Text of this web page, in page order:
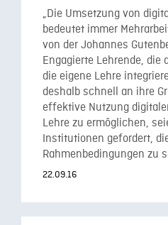
„Die Umsetzung von
bedeutet immer
von der Johannes
Engagierte Lehrende, die
die eigene Lehre
deshalb schnell an ihre
effektive Nutzung
Lehre zu ermöglichen,
Institutionen gefordert,
Rahmenbedingungen zu
22.09.16